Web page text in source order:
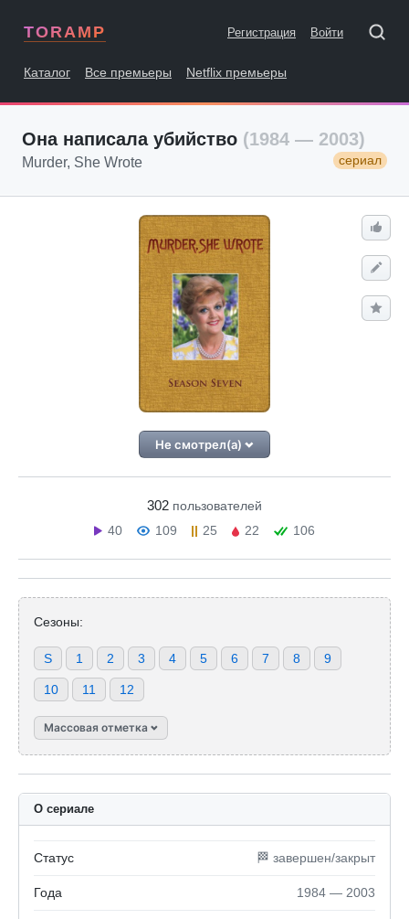
TORAMP Регистрация Войти
Каталог Все премьеры Netflix премьеры
Она написала убийство (1984 — 2003)
сериал
Murder, She Wrote
Не смотрел(а)
302 пользователей
40
109 25 22 106
Сезоны:
S 1 2 3 4 5 6 7 8 9
10 11 12
Массовая отметка
О сериале
Статус 🏁 завершен/закрыт
Года 1984 — 2003